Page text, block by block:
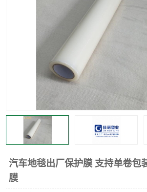
汽车地毯出厂保护膜 支持单卷包
膜
印字保护膜
窗缝阻风胶带 铝板保
不锈钢板保护膜 一次